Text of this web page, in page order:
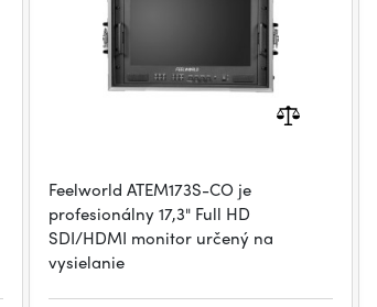
Feelworld ATEM173S-CO je
profesionálny 17,3" Full HD
SDI/HDMI monitor určený na
vysielanie